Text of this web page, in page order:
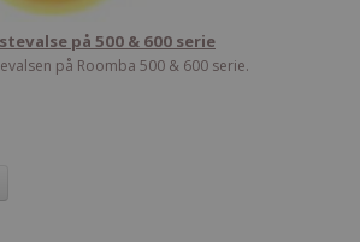
på 500 & 600 serie
på Roomba 500 & 600 serie.